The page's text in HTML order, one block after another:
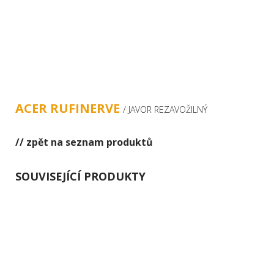
ACER RUFINERVE / JAVOR REZAVOŽILNÝ
// zpět na seznam produktů
SOUVISEJÍCÍ PRODUKTY